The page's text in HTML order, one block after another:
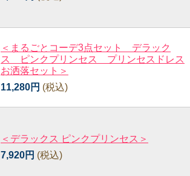
＜まるごとコーデ3点セット デラック
ス ピンクプリンセス プリンセスドレス
お洒落セット＞
11,280円 (税込)
＜デラックス ピンクプリンセス＞
7,920円 (税込)